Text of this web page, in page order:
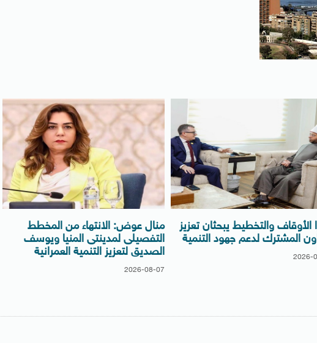
الأوقاف والتخطيط يبحثان تعزيز
المشترك لدعم جهود التنمية
2026-
منال عوض: الانتهاء من المخطط
التفصيلى لمدينتى المنيا ويوسف
الصديق لتعزيز التنمية العمرانية
2026-08-07